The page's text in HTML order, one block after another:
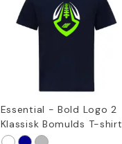
Essential - Bold Logo 2
Klassisk Bomulds T-shirt